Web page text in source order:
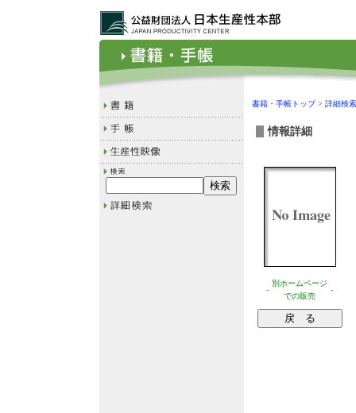
書籍・手帳トップ> 詳細検索
情報詳細
-
別ホームページ
での販売
-